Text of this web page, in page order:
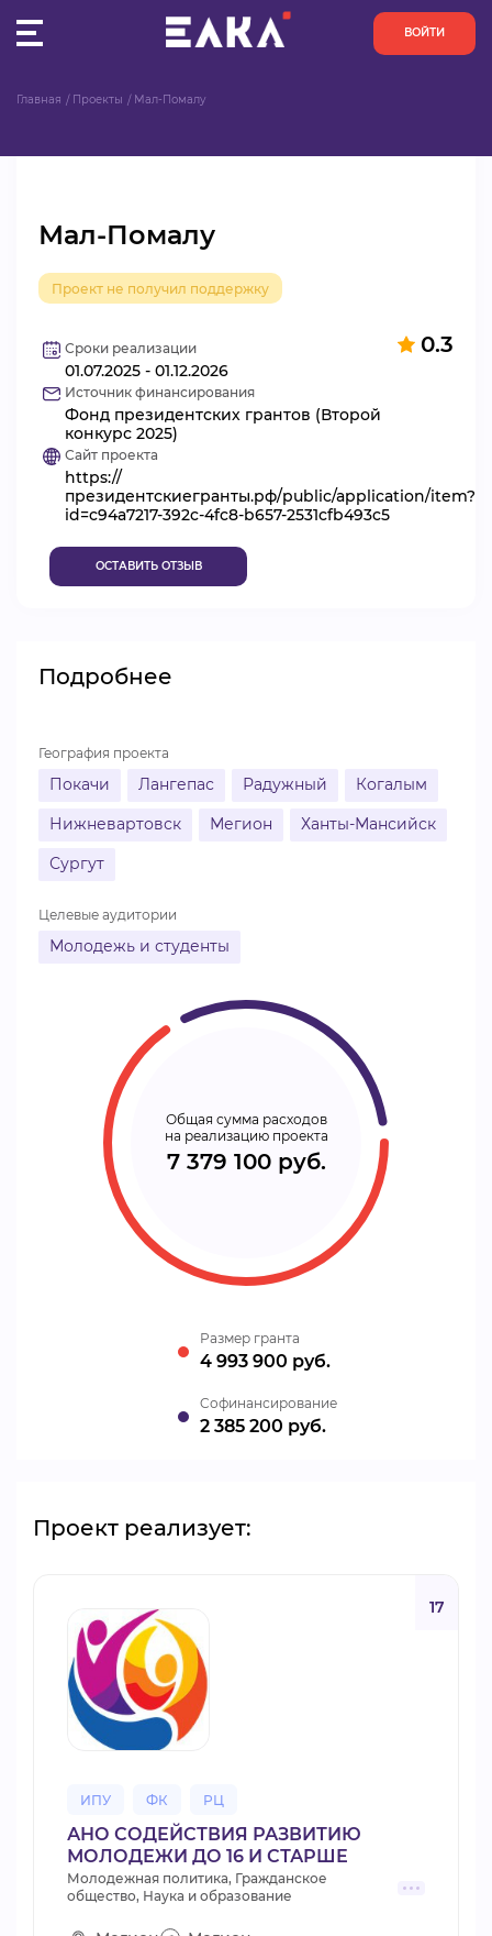
ВОЙТИ
ОРГАНИЗАЦИИ
АКТИВИСТЫ
ПРОЕКТЫ
АНАЛИТИКА
БАЗА ЗНАНИЙ
ВИДЕОКУРСЫ
Главная Проекты Мал-Помалу
Мал-Помалу
Проект не получил поддержку
0.3
Сроки реализации
01.07.2025 - 01.12.2026
Источник финансирования
Фонд президентских грантов (Второй
конкурс 2025)
Сайт проекта
https://
президентскиегранты.рф/public/application/item?
id=c94a7217-392c-4fc8-b657-2531cfb493c5
ОСТАВИТЬ ОТЗЫВ
Подробнее
География проекта
Покачи Лангепас Радужный
Когалым
Нижневартовск
Мегион
Ханты-Мансийск
Сургут
Целевые аудитории
Молодежь и студенты
Общая сумма расходов
на реализацию проекта
7 379 100 руб.
Размер гранта
4 993 900 руб.
Cофинансирование
2 385 200 руб.
Проект реализует:
ИПУ ФК РЦ
17
АНО СОДЕЙСТВИЯ РАЗВИТИЮ
МОЛОДЕЖИ ДО 16 И СТАРШЕ
Молодежная политика, Гражданское
общество, Наука и образование